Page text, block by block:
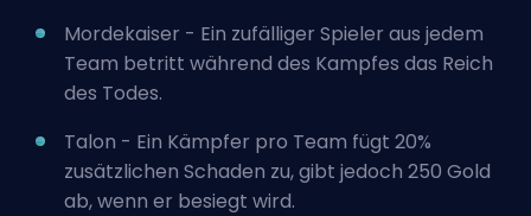
Mordekaiser - Ein zufälliger Spieler aus jedem
Team betritt während des Kampfes das Reich
des Todes.
Talon - Ein Kämpfer pro Team fügt 20%
zusätzlichen Schaden zu, gibt jedoch 250 Gold
ab, wenn er besiegt wird.